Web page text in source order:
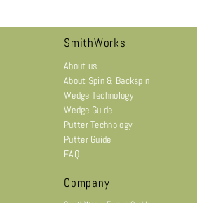
SmithWorks
About us
About Spin & Backspin
Wedge Technology
Wedge Guide
Putter Technology
Putter Guide
FAQ
Company